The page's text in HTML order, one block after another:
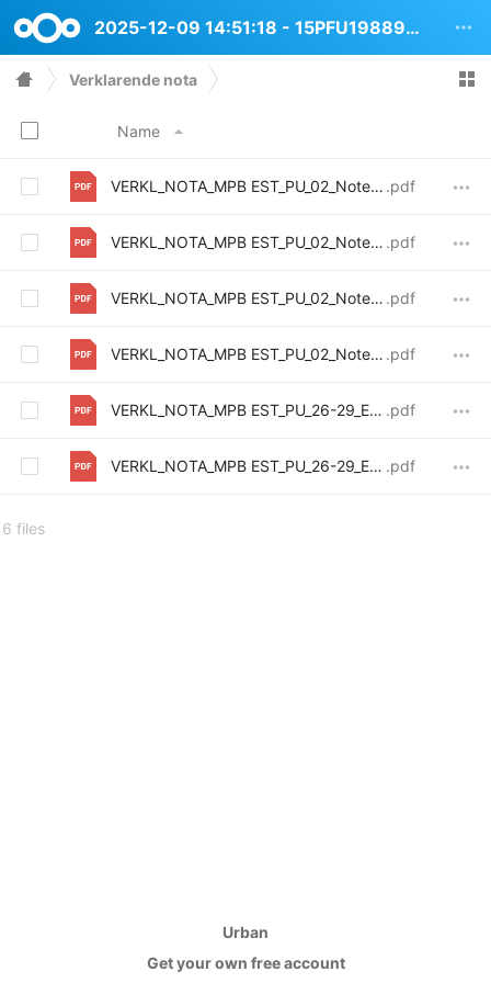
2025-12-09 14:51:18 - 15PFU1988942 Boulevard Auguste Reyers 52
Verklarende nota
Name
VERKL_NOTA_MPB EST_PU_02_Note explicative-Verklarende nota_Annexe images-Bijlage afbeeldingen_FR .pdf
VERKL_NOTA_MPB EST_PU_02_Note explicative-Verklarende nota_Annexe images-Bijlage afbeeldingen_NL .pdf
VERKL_NOTA_MPB EST_PU_02_Note explicative-Verklarende nota_FR .pdf
VERKL_NOTA_MPB EST_PU_02_Note explicative-Verklarende nota_NL_compressed .pdf
VERKL_NOTA_MPB EST_PU_26-29_Enclos des Fusilles-Note dintentions et description des travaux_FR .pdf
VERKL_NOTA_MPB EST_PU_26-29_Ereperk der Gefusilleerden_Intentienota en beschrijving werken_NL .pdf
6 files
Urban
Get your own free account